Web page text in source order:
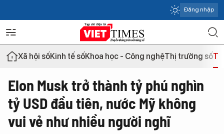
Đăng nhập
Xã hội sốKinh tế sốKhoa học - Công nghệThị trường số
Elon Musk trở thành tỷ phú nghìn
tỷ USD đầu tiên, nước Mỹ không
vui vẻ như nhiều người nghĩ